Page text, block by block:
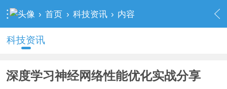
› 首页 › 科技资讯 › 内容
科技资讯
深度学习神经网络性能优化实战分享